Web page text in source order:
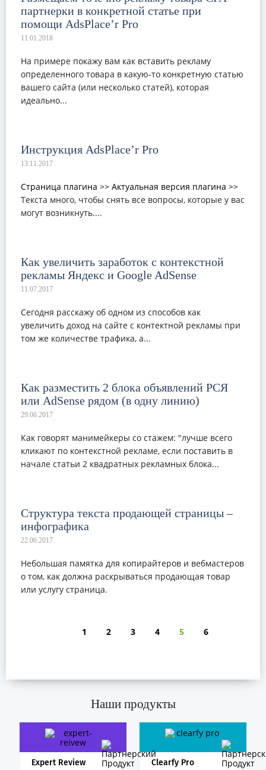
партнерки в конкретной статье при
помощи AdsPlace’r Pro
На примере покажу вам как вставить рекламу
определенного товара в какую-то конкретную статью
вашего сайта (или несколько статей), которая
идеально...
Инструкция AdsPlace’r Pro
Страница плагина >> Актуальная версия плагина >>
Текста много, чтобы снять все вопросы, которые у вас
могут возникнуть....
Как увеличить заработок с контекстной
рекламы Яндекс и Google AdSense
Сегодня расскажу об одном из способов как
увеличить доход на сайте с контектной рекламы при
том же количестве трафика, а...
Как разместить 2 блока объявлений РСЯ
или AdSense рядом (в одну линию)
Как говорят манимейкеры со стажем: "лучше всего
кликают по контекстной рекламе, если поставить в
начале статьи 2 квадратных рекламных блока...
Структура текста продающей страницы –
инфографика
Небольшая памятка для копирайтеров и вебмастеров
о том, как должна раскрываться продающая товар
или услугу страница.
1 2 3 4 5 6
Наши продукты
Expert Review
Clearfy Pro